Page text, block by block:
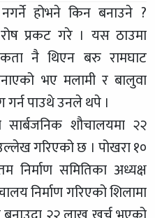
होभने किन बनाउने ?
प्रकट गरे । यस ठाउमा
नै थिएन बरु रामघाट
भए मलामी र बालुवा
गर्न पाउथे उनले थपे ।
शौचालयमा २२
गरिएको छ । पोखरा १०
निर्माण समितिका अध्यक्ष
निर्माण गरिएको शिलामा